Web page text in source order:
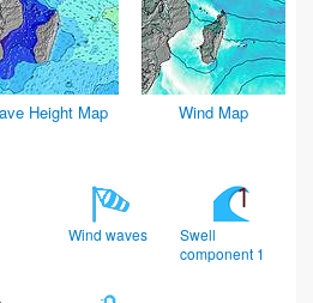
Height Map Wind Map
Wind waves
Swell
component 1